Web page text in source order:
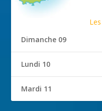
Dimanche 09
Lundi 10
Mardi 11